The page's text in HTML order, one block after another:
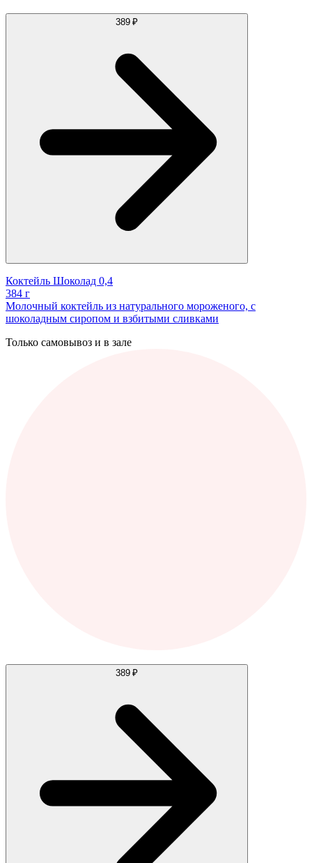
389 ₽
Коктейль Шоколад 0,4
384 г
Молочный коктейль из натурального мороженого, с
шоколадным сиропом и взбитыми сливками
Только самовывоз и в зале
389 ₽